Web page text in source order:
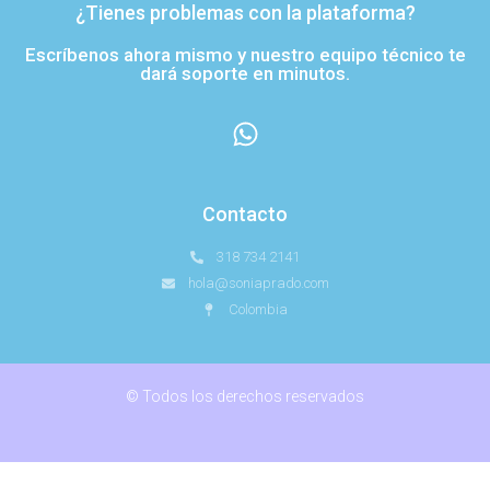
¿Tienes problemas con la plataforma?
Escríbenos ahora mismo y nuestro equipo técnico te
dará soporte en minutos.
Contacto
318 734 2141
hola@soniaprado.com
Colombia
© Todos los derechos reservados